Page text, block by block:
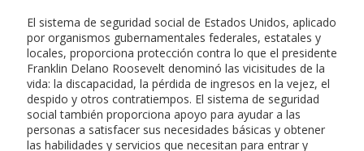
El sistema de seguridad social de Estados Unidos, aplicado
por organismos gubernamentales federales, estatales y
locales, proporciona protección contra lo que el presidente
Franklin Delano Roosevelt denominó las vicisitudes de la
vida: la discapacidad, la pérdida de ingresos en la vejez, el
despido y otros contratiempos. El sistema de seguridad
social también proporciona apoyo para ayudar a las
personas a satisfacer sus necesidades básicas y obtener
las habilidades y servicios que necesitan para entrar y